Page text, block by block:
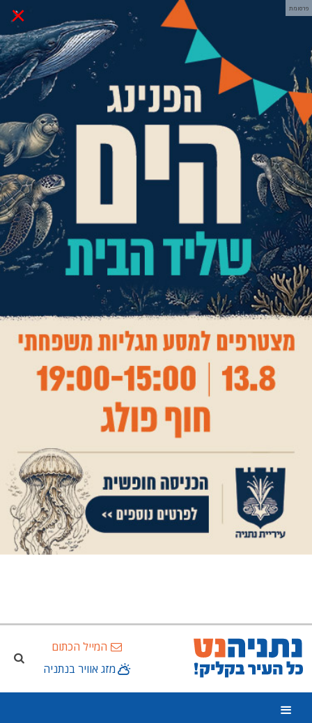
× פרסומת
המייל הכתום
מזג אוויר בנתניה